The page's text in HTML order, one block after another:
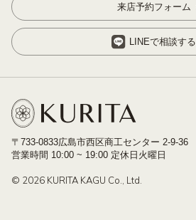
来店予約フォーム
LINEで相談する
〒733-0833広島市西区商工センター 2-9-36
営業時間 10:00 ~ 19:00 定休日火曜日
© 2026 KURITA KAGU Co., Ltd.